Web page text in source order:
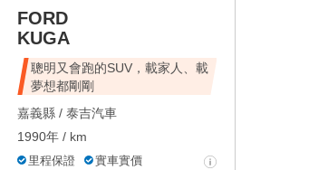
FORD
KUGA
聰明又會跑的SUV，載家人、載
夢想都剛剛
嘉義縣 / 泰吉汽車
1990年 / km
里程保證
實車實價